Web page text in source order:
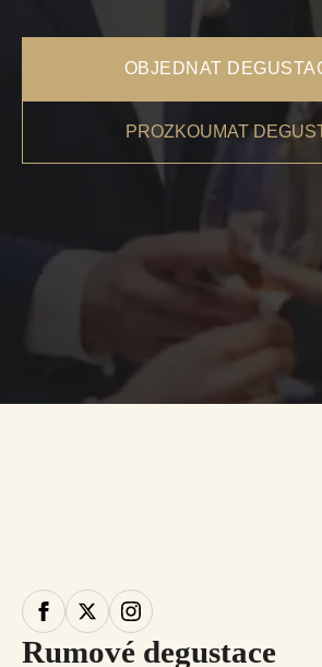
OBJEDNAT
PROZKOUMAT
Rumové degustace